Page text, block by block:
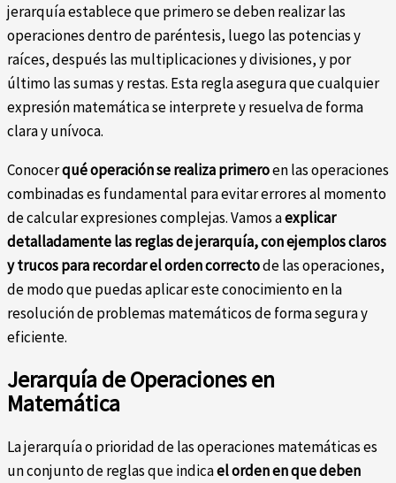
jerarquía establece que primero se deben realizar las
operaciones dentro de paréntesis, luego las potencias y
raíces, después las multiplicaciones y divisiones, y por
último las sumas y restas. Esta regla asegura que cualquier
expresión matemática se interprete y resuelva de forma
clara y unívoca.
Conocerqué operación se realiza primeroen las operaciones
combinadas es fundamental para evitar errores al momento
de calcular expresiones complejas. Vamos aexplicar
detalladamente las reglas de jerarquía, con ejemplos claros
y trucos para recordar el orden correctode las operaciones,
de modo que puedas aplicar este conocimiento en la
resolución de problemas matemáticos de forma segura y
eficiente.
Jerarquía de Operaciones en
Matemática
La jerarquía o prioridad de las operaciones matemáticas es
un conjunto de reglas que indicael orden en que deben